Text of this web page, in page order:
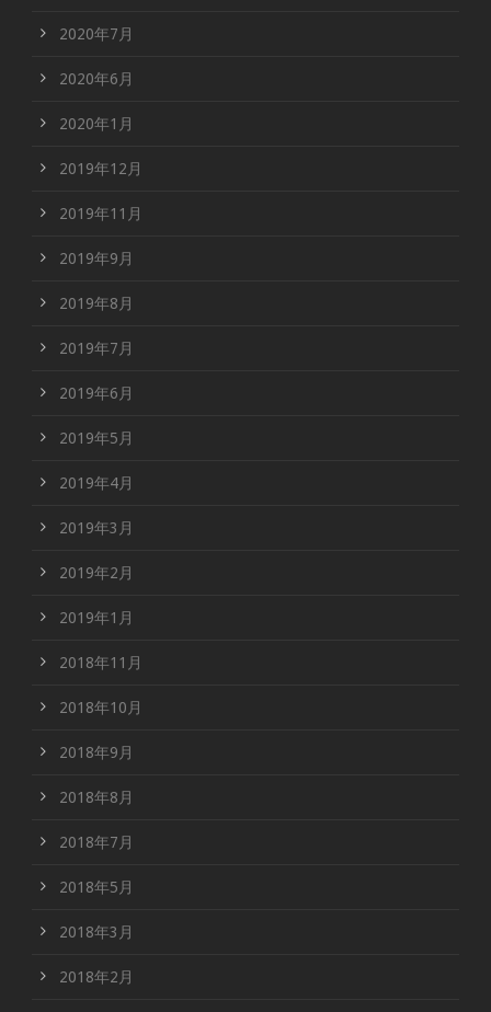
2020年7月
2020年6月
2020年1月
2019年12月
2019年11月
2019年9月
2019年8月
2019年7月
2019年6月
2019年5月
2019年4月
2019年3月
2019年2月
2019年1月
2018年11月
2018年10月
2018年9月
2018年8月
2018年7月
2018年5月
2018年3月
2018年2月